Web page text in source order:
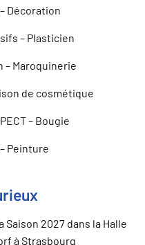
Décoration
– Plasticien
– Maroquinerie
de cosmétique
– Bougie
Peinture
2027 dans la Halle
à Strasbourg